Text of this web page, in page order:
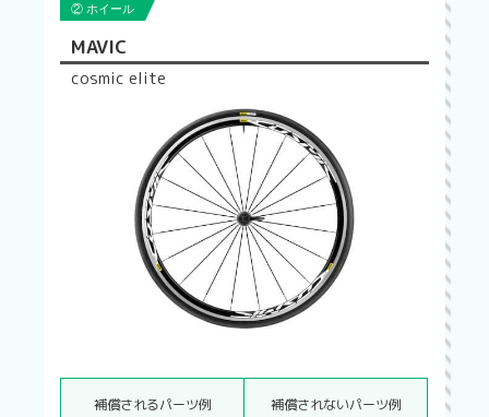
② ホイール
MAVIC
cosmic elite
補償されるパーツ例 補償されないパーツ例